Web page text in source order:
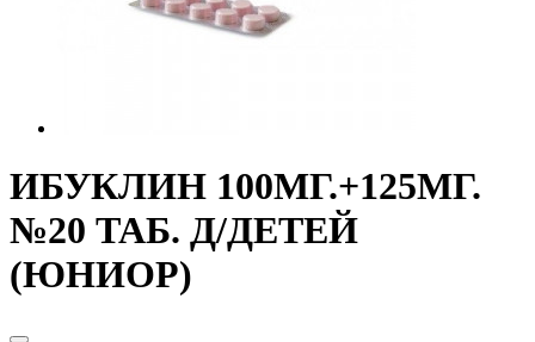
ИБУКЛИН 100МГ.+125МГ.
№20 ТАБ. Д/ДЕТЕЙ
(ЮНИОР)